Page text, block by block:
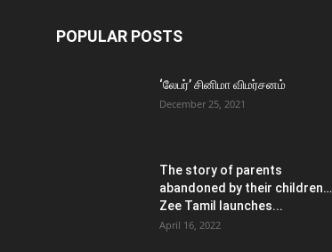
POPULAR POSTS
‘லேபர்’ சினிமா விமர்சனம்
December 25, 2021
The story of parents
abandoned by their children…
Zee Tamil launches...
April 16, 2022